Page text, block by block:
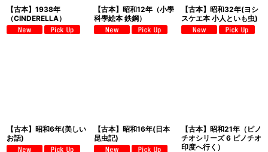
【古本】1938年
（CINDERELLA）
【古本】昭和12年（小學
科學絵本 鉄鋼）
【古本】昭和32年(ヨシ
スケエ本 小人といも虫)
【古本】昭和6年(美しい
お話)
【古本】昭和16年(日本
昆虫記)
【古本】昭和21年（ピノ
チオシリーズ 6 ピノチオ
印度へ行く）